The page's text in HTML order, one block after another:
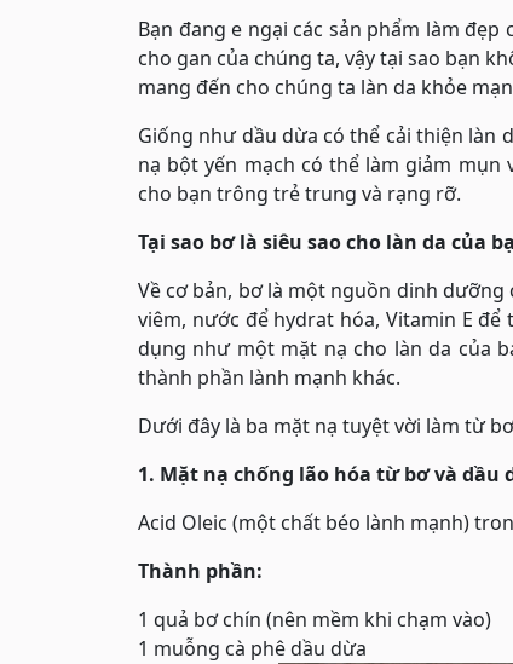
Bạn đang e ngại các sản phẩm làm
cho gan của chúng ta, vậy tại sao bạn
mang đến cho chúng ta làn da khỏe
Giống như dầu dừa có thể cải thiện làn
nạ bột yến mạch có thể làm giảm mụn
cho bạn trông trẻ trung và rạng rỡ.
Tại sao bơ là siêu sao cho làn da của
Về cơ bản, bơ là một nguồn dinh
viêm, nước để hydrat hóa, Vitamin E
dụng như một mặt nạ cho làn da của
thành phần lành mạnh khác.
Dưới đây là ba mặt nạ tuyệt vời làm từ
1. Mặt nạ chống lão hóa từ bơ và dầu
Acid Oleic (một chất béo lành mạnh)
Thành phần:
1 quả bơ chín (nên mềm khi chạm vào)
1 muỗng cà phê dầu dừa